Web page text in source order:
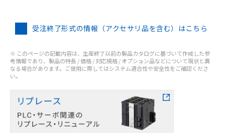
受注終了形式の情報（アクセサリ品を含む）はこちら
※ このページの記載内容は、生産終了以前の製品カタログに基づいて作成した参
考情報であり、製品の特長 / 価格 / 対応規格 / オプション品などについて現状と異
なる場合があります。ご使用に際してはシステム適合性や安全性をご確認くださ
い。